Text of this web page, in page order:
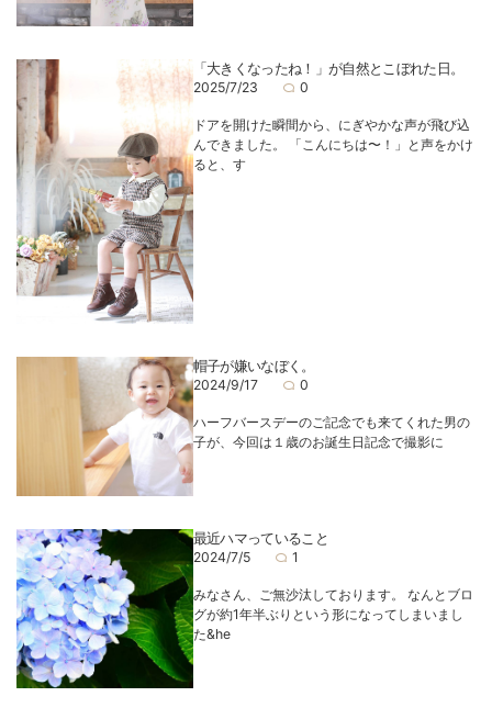
「大きくなったね！」が自然とこぼれた日。
2025/7/23 0
ドアを開けた瞬間から、にぎやかな声が飛び込
んできました。 「こんにちは〜！」と声をかけ
ると、す
帽子が嫌いなぼく。
2024/9/17 0
ハーフバースデーのご記念でも来てくれた男の
子が、今回は１歳のお誕生日記念で撮影に
最近ハマっていること
2024/7/5 1
みなさん、ご無沙汰しております。 なんとブロ
グが約1年半ぶりという形になってしまいまし
た&he